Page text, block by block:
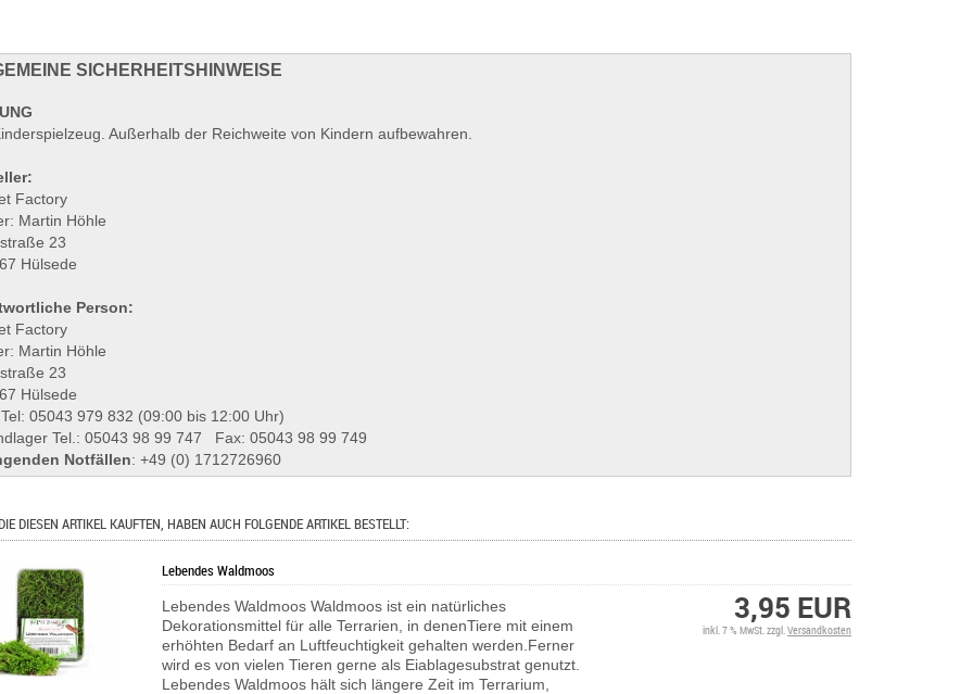
SICHERHEITSHINWEISE
Außerhalb der Reichweite von Kindern aufbewahren.
Factory
Martin Höhle
23
Hülsede
Person:
Factory
Martin Höhle
23
Hülsede
05043 979 832 (09:00 bis 12:00 Uhr)
Tel.: 05043 98 99 747 Fax: 05043 98 99 749
Notfällen: +49 (0) 1712726960
DIESEN ARTIKEL KAUFTEN, HABEN AUCH FOLGENDE ARTIKEL BESTELLT:
Lebendes Waldmoos
Lebendes Waldmoos Waldmoos ist ein natürliches
Dekorationsmittel für alle Terrarien, in denenTiere mit einem
erhöhten Bedarf an Luftfeuchtigkeit gehalten werden.Ferner
wird es von vielen Tieren gerne als Eiablagesubstrat genutzt.
Lebendes Waldmoos hält sich längere Zeit im Terrarium,
3,95 EUR
inkl. 7 % MwSt. zzgl.Versandkosten